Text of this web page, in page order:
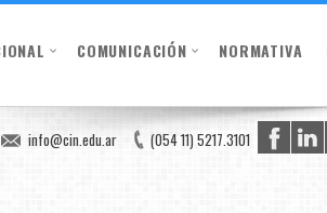
COMUNICACIÓN NORMATIVA
(054 11) 5217.3101
info@cin.edu.ar